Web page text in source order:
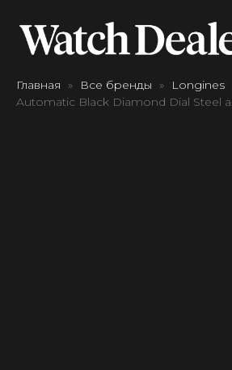
Главная Все бренды Longines
Automatic Black Diamond Dial Steel